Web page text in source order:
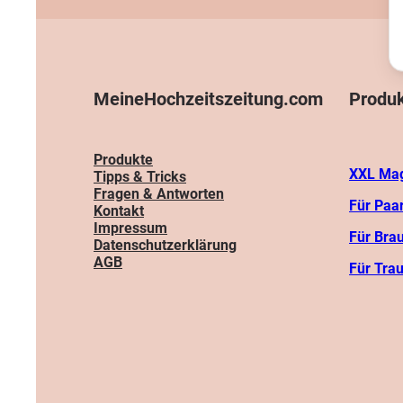
MeineHochzeitszeitung.com
Produkte
Tipps & Tricks
Fragen & Antworten
Kontakt
Impressum
Datenschutzerklärung
AGB
XXL
Für
Für
Für